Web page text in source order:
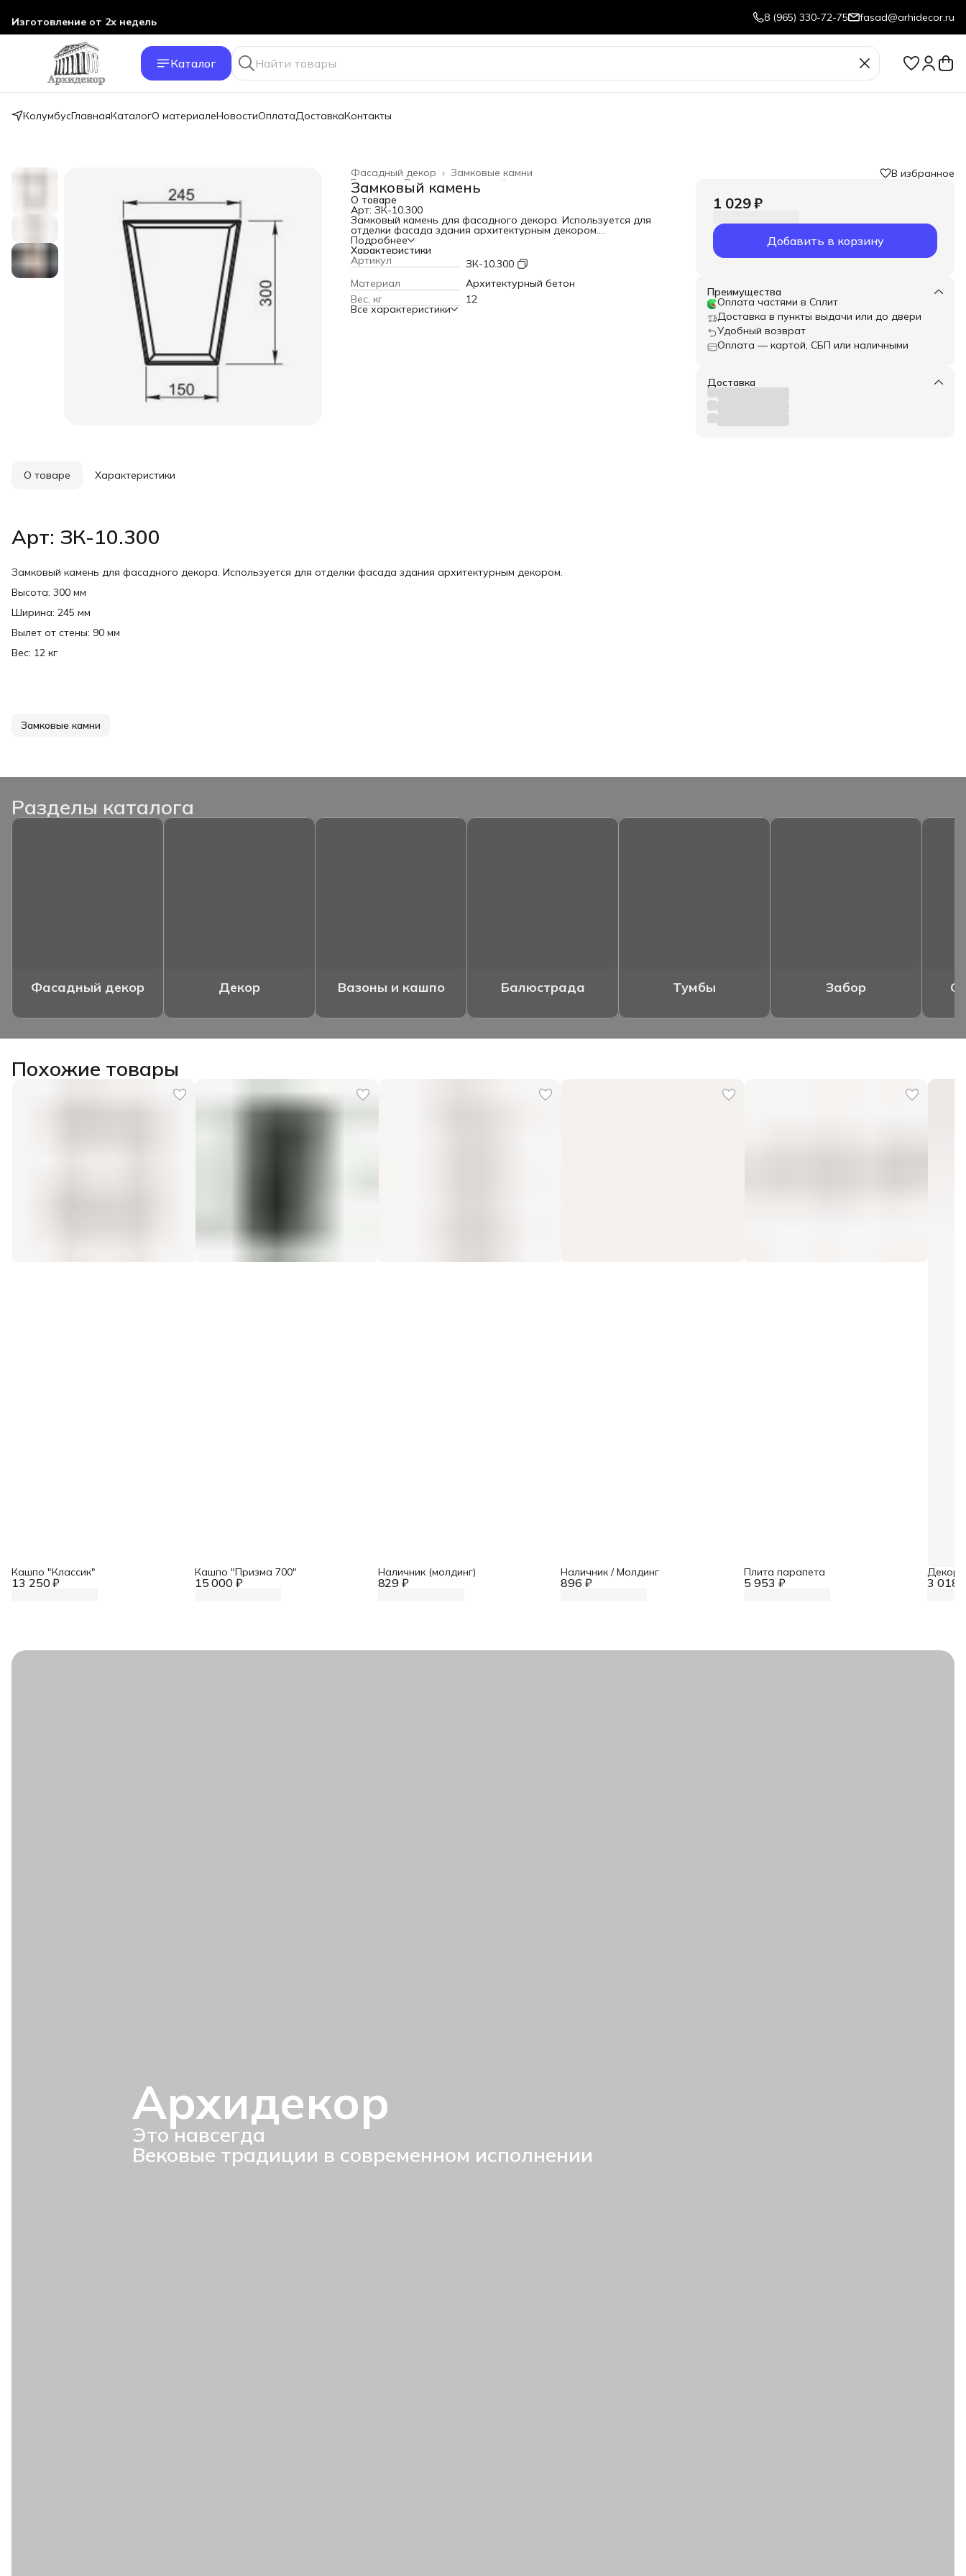
Изготовление от 2х недель 8 (965) 330-72-75 fasad@arhidecor.ru
Каталог
КолумбусГлавнаяКаталогО материалеНовостиОплатаДоставкаКонтакты
Замковые камни
Фасадный декор ›
Весь архитектурный декор
Главная ›
Замковый камень
О товаре
Арт: ЗК-10.300
Замковый камень для фасадного декора. Используется для
отделки фасада здания архитектурным декором.
Высота: 300 мм
Ширина: 245 мм
Вылет от стены: 90 мм
Вес: 12 кг
Подробнее
Характеристики
Артикул
ЗК-10.300
Материал
Архитектурный бетон
Вес, кг
12
Все характеристики
В избранное
1 029 ₽
Добавить в корзину
Преимущества
Оплата частями в Сплит
Доставка в пункты выдачи или до двери
Удобный возврат
Оплата — картой, СБП или наличными
Доставка
О товаре Характеристики
Арт: ЗК-10.300
Замковый камень для фасадного декора. Используется для отделки фасада здания архитектурным декором.
Высота: 300 мм
Ширина: 245 мм
Вылет от стены: 90 мм
Вес: 12 кг
Замковые камни
Разделы каталога
Фасадный декор Декор Вазоны и кашпо Балюстрада Тумбы Забор
Похожие товары
13 250 ₽
Кашпо "Классик"
15 000 ₽
Кашпо "Призма 700"
829 ₽
Наличник (молдинг)
896 ₽
Наличник / Молдинг
5 953 ₽
Плита парапета
3 018
Архидекор
Это навсегда
Вековые традиции в современном исполнении